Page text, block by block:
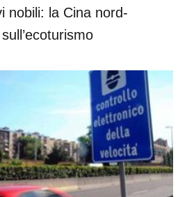
nobili: la Cina nord-